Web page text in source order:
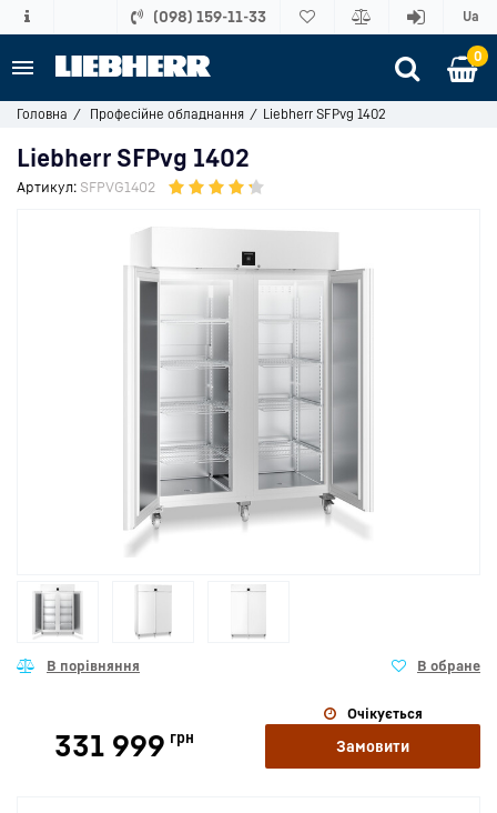
(098) 159-11-33 Ua
0
Головна Професійне обладнання Liebherr SFPvg 1402
Liebherr SFPvg 1402
Артикул: SFPVG1402
331 999 грн
Очікується
Замовити